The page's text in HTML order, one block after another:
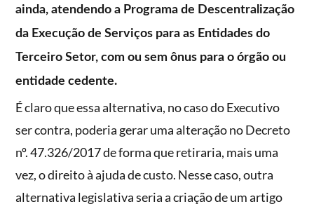
ainda, atendendo a Programa de Descentralização
da Execução de Serviços para as Entidades do
Terceiro Setor, com ou sem ônus para o órgão ou
entidade cedente.
É claro que essa alternativa, no caso do Executivo
ser contra, poderia gerar uma alteração no Decreto
nº. 47.326/2017 de forma que retiraria, mais uma
vez, o direito à ajuda de custo. Nesse caso, outra
alternativa legislativa seria a criação de um artigo